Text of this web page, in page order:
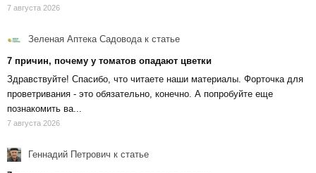
7 августа 2026
Зеленая Аптека Садоводак статье
7 причин, почему у томатов опадают цветки
Здравствуйте! Спасибо, что читаете наши материалы. Форточка для
проветривания - это обязательно, конечно. А попробуйте еще
познакомить ва...
7 августа 2026
Геннадий Петрович к статье